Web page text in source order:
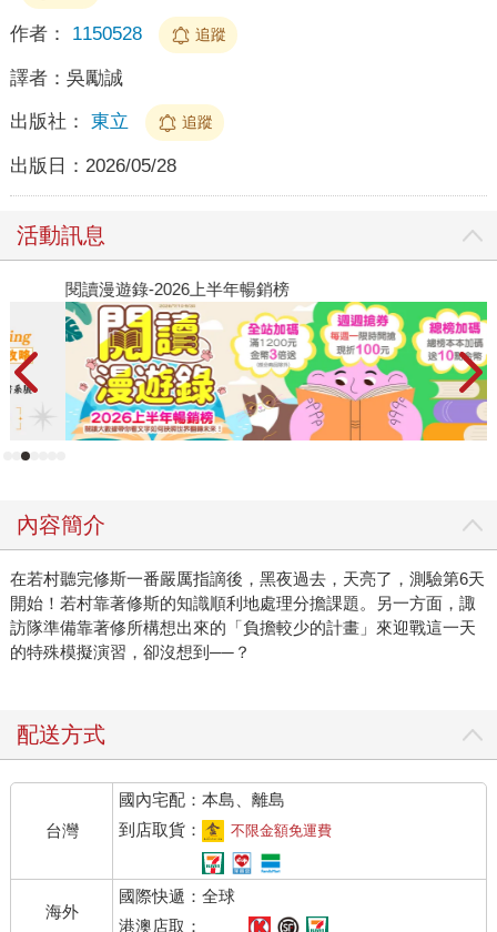
作者： 1150528 追蹤
譯者： 吳勵誠
出版社： 東立 追蹤
出版日： 2026/05/28
活動訊息
閱讀漫遊錄-2026上半年暢銷榜
內容簡介
在若村聽完修斯一番嚴厲指謫後，黑夜過去，天亮了，測驗第6天
開始！若村靠著修斯的知識順利地處理分擔課題。另一方面，諏
訪隊準備靠著修所構想出來的「負擔較少的計畫」來迎戰這一天
的特殊模擬演習，卻沒想到──？
配送方式
台灣
國內宅配：本島、離島
到店取貨：
不限金額免運費
海外
國際快遞：全球
港澳店取：